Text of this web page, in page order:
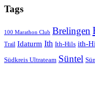
Tags
100 Marathon Club Brelingen
Trail Idaturm Ith Ith-Hils ith-
Südkreis Ultrateam Süntel